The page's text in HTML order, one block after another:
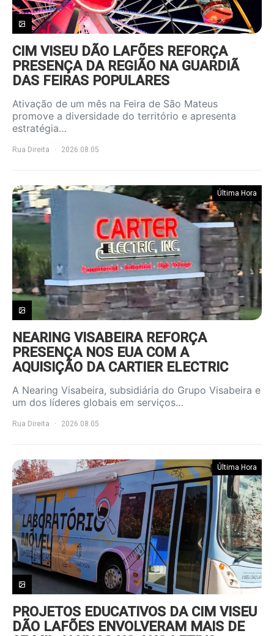
CIM VISEU DÃO LAFÕES REFORÇA
PRESENÇA DA REGIÃO NA GUARDIÃ
DAS FEIRAS POPULARES
Ativação de um mês na Feira de São Mateus
promove a diversidade do território e apresenta
estratégia…
Rua Direita 2026.08.05
Última Hora
NEARING VISABEIRA REFORÇA
PRESENÇA NOS EUA COM A
AQUISIÇÃO DA CARTIER ELECTRIC
A Nearing Visabeira, subsidiária do Grupo Visabeira e
um dos líderes globais em serviços…
Rua Direita 2026.08.05
Última Hora
PROJETOS EDUCATIVOS DA CIM VISEU
DÃO LAFÕES ENVOLVERAM MAIS DE